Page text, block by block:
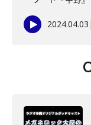
2024.04.03 |